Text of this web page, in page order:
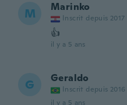
M Marinko
Inscrit depuis 2017
👍
il y a 5 ans
G Geraldo
Inscrit depuis 2016
il y a 5 ans